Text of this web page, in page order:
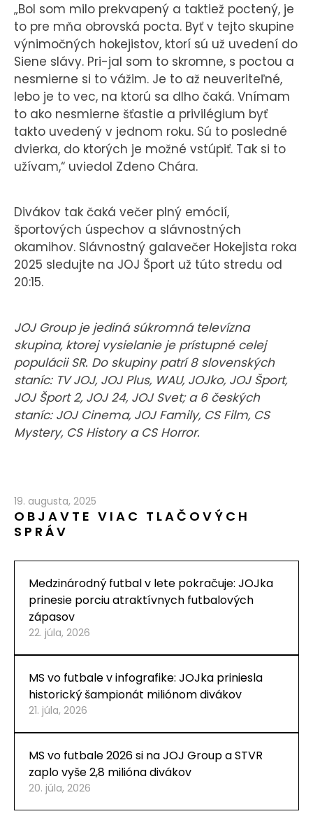
„Bol som milo prekvapený a taktiež poctený, je
to pre mňa obrovská pocta. Byť v tejto skupine
výnimočných hokejistov, ktorí sú už uvedení do
Siene slávy. Pri-jal som to skromne, s poctou a
nesmierne si to vážim. Je to až neuveriteľné,
lebo je to vec, na ktorú sa dlho čaká. Vnímam
to ako nesmierne šťastie a privilégium byť
takto uvedený v jednom roku. Sú to posledné
dvierka, do ktorých je možné vstúpiť. Tak si to
užívam,“ uviedol Zdeno Chára.
Divákov tak čaká večer plný emócií,
športových úspechov a slávnostných
okamihov. Slávnostný galavečer Hokejista roka
2025 sledujte na JOJ Šport už túto stredu od
20:15.
JOJ Group je jediná súkromná televízna
skupina, ktorej vysielanie je prístupné celej
populácii SR. Do skupiny patrí 8 slovenských
staníc: TV JOJ, JOJ Plus, WAU, JOJko, JOJ Šport,
JOJ Šport 2, JOJ 24, JOJ Svet; a 6 českých
staníc: JOJ Cinema, JOJ Family, CS Film, CS
Mystery, CS History a CS Horror.
19. augusta, 2025
OBJAVTE VIAC TLAČOVÝCH
SPRÁV
Medzinárodný futbal v lete pokračuje: JOJka
prinesie porciu atraktívnych futbalových
zápasov
22. júla, 2026
MS vo futbale v infografike: JOJka priniesla
historický šampionát miliónom divákov
21. júla, 2026
MS vo futbale 2026 si na JOJ Group a STVR
zaplo vyše 2,8 milióna divákov
20. júla, 2026